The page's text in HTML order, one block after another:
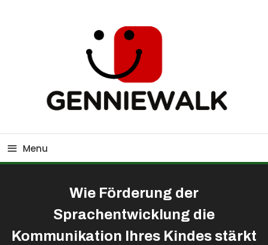
GennieWalk
Menu
Wie Förderung der
Sprachentwicklung die
Kommunikation Ihres Kindes stärkt